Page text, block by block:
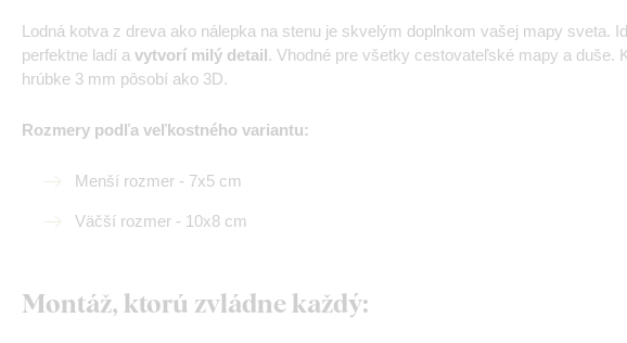
Lodná kotva z dreva ako nálepka na stenu je skvelým doplnkom vašej mapy sveta.
perfektne ladí a vytvorí milý detail. Vhodné pre všetky cestovateľské mapy a duše.
hrúbke 3 mm pôsobí ako 3D.
Rozmery podľa veľkostného variantu:
Menší rozmer - 7x5 cm
Väčší rozmer - 10x8 cm
Montáž, ktorú zvládne každý: